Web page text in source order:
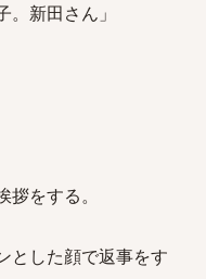
。新田さん」
をする。
とした顔で返事をす